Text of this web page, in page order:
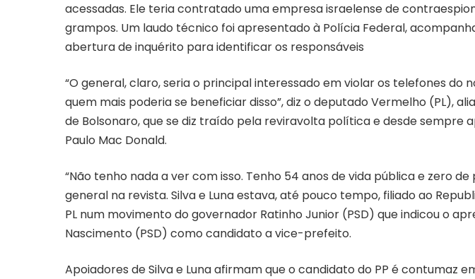
acessadas. Ele teria contratado uma empresa israelense de
grampos. Um laudo técnico foi apresentado à Polícia Federal,
abertura de inquérito para identificar os responsáveis
“O general, claro, seria o principal interessado em violar os telefones do
quem mais poderia se beneficiar disso”, diz o deputado Vermelho (PL),
de Bolsonaro, que se diz traído pela reviravolta política e desde sempre
Paulo Mac Donald.
“Não tenho nada a ver com isso. Tenho 54 anos de vida pública e zero
general na revista. Silva e Luna estava, até pouco tempo, filiado ao
PL num movimento do governador Ratinho Junior (PSD) que indicou o
Nascimento (PSD) como candidato a vice-prefeito.
Apoiadores de Silva e Luna afirmam que o candidato do PP é contumaz